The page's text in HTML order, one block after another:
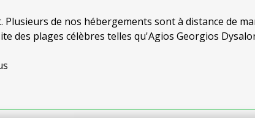
Plusieurs de nos hébergements sont à distance de
des plages célèbres telles qu'Agios Georgios